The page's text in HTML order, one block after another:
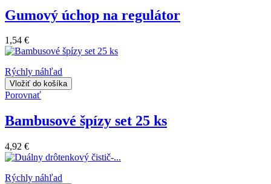
Gumový úchop na regulátor
1,54 €
Rýchly náhľad
Vložiť do košíka
Porovnať
Bambusové špízy set 25 ks
4,92 €
Rýchly náhľad